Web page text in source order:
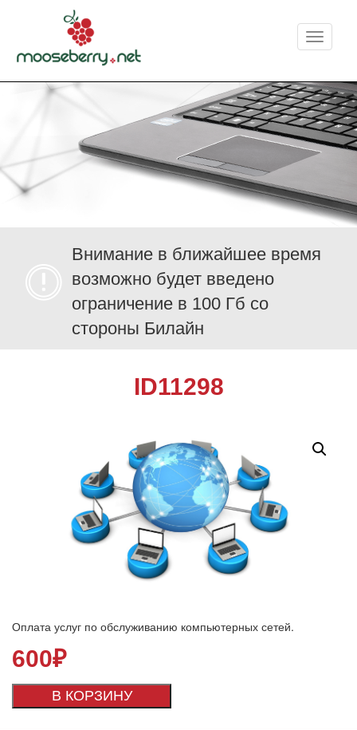
Меню
Внимание в ближайшее время
возможно будет введено
ограничение в 100 Гб со
стороны Билайн
ID11298
Оплата услуг по обслуживанию компьютерных сетей.
600₽
В КОРЗИНУ